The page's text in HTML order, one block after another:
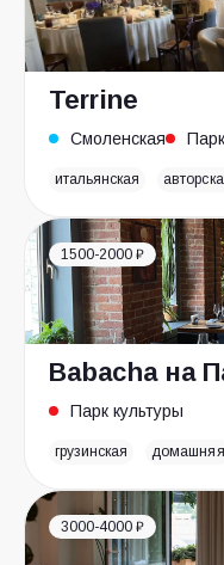
Terrine
Смоленская
итальянская
1500-2000 ₽
Babacha на
Парк культуры
грузинская домашняя
3000-4000 ₽